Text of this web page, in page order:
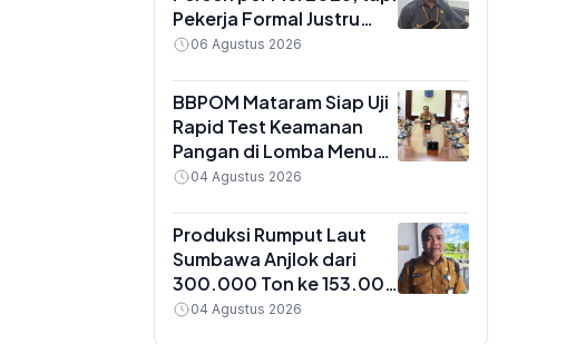
Pekerja Formal Justru
Menyusut Hampir 1 Juta
06 Agustus 2026
BBPOM Mataram Siap Uji
Rapid Test Keamanan
Pangan di Lomba Menu
MBG NTB, 22 Agustus
04 Agustus 2026
Produksi Rumput Laut
Sumbawa Anjlok dari
300.000 Ton ke 153.000
Ton, Dislutkan Sebut 3
04 Agustus 2026